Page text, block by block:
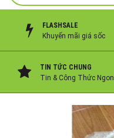
FLASHSALE
Khuyến mãi giá sốc
TIN TỨC CHUNG
Tin & Công Thức Ngon